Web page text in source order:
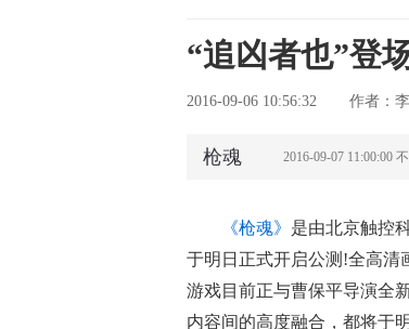
“追凶者也”登
2016-09-06 10:56:32 作者：
枪魂 2016-09-07 11:00:00
《枪魂》 是由北京触控
于明日正式开启公测!全高清
游戏目前正与曹保平导演全
内容间的高度融合，都将于